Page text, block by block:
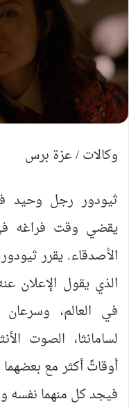
وكالات / عزة برس
ثيودور رجل وحيد
يقضي وقت فراغه
الذي يقول الإعلان
في العالم،
أوقاتً أكثر مع
فيجد كل منهما نفسه